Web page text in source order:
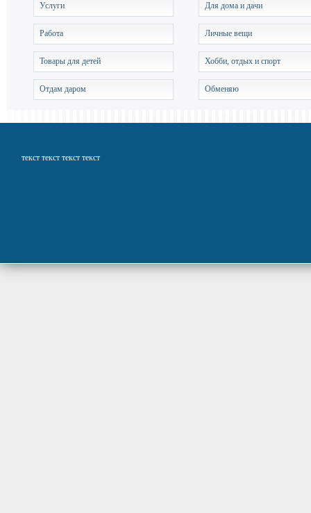
Услуги Для дома и дачи
Работа Личные вещи
Товары для детей Хобби, отдых и спорт
Отдам даром Обменяю
текст текст текст текст